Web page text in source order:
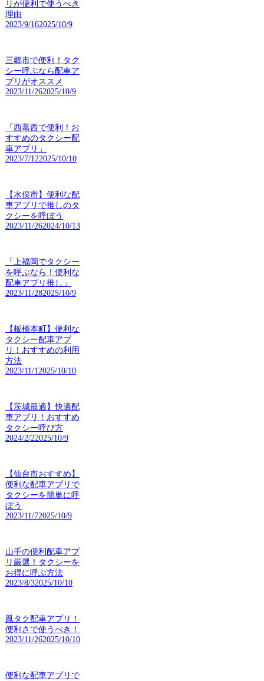
リが便利で使うべき
理由
2023/9/162025/10/9
三郷市で便利！タク
シー呼ぶなら配車ア
プリがオススメ
2023/11/262025/10/9
「西葛西で便利！お
すすめのタクシー配
車アプリ」
2023/7/122025/10/10
【水俣市】便利な配
車アプリで推しのタ
クシーを呼ぼう
2023/11/262024/10/13
「上福岡でタクシー
を呼ぶなら！便利な
配車アプリ推し」
2023/11/282025/10/9
【板橋本町】便利な
タクシー配車アプ
リ！おすすめの利用
方法
2023/11/12025/10/10
【茨城最適】快適配
車アプリ！おすすめ
タクシー呼び方
2024/2/22025/10/9
【仙台市おすすめ】
便利な配車アプリで
タクシーを簡単に呼
ぼう
2023/11/72025/10/9
山手の便利配車アプ
リ厳選！タクシーを
お得に呼ぶ方法
2023/8/32025/10/10
鳳タク配車アプリ！
便利さで使うべき！
2023/11/262025/10/10
便利な配車アプリで